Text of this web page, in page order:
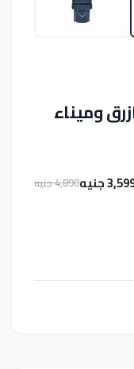
وميناء
جنيه
4,890 جنيه